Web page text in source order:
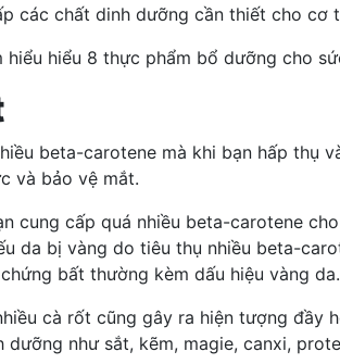
các chất dinh dưỡng cần thiết cho cơ
hiểu hiểu 8 thực phẩm bổ dưỡng cho
beta-carotene mà khi bạn hấp thụ
và bảo vệ mắt.
cung cấp quá nhiều beta-carotene
da bị vàng do tiêu thụ nhiều beta-
bất thường kèm dấu hiệu vàng da.
cà rốt cũng gây ra hiện tượng
dưỡng như sắt, kẽm, magie, canxi,